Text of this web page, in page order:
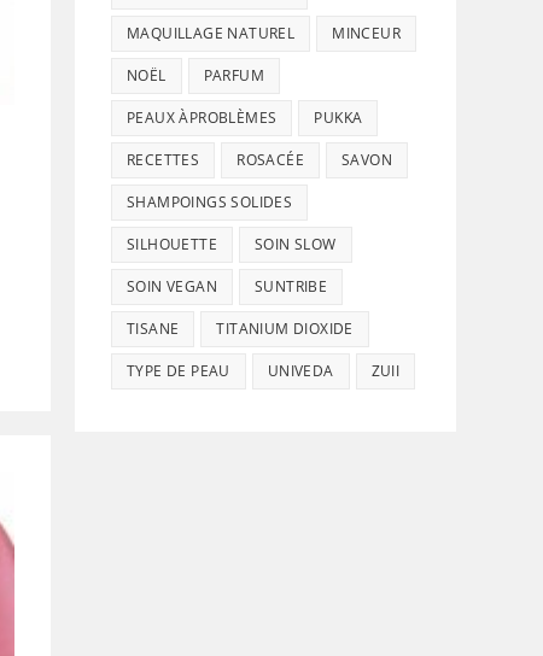
MAQUILLAGE NATUREL MINCEUR
NOËL PARFUM
PEAUX ÀPROBLÈMES PUKKA
RECETTES ROSACÉE SAVON
SHAMPOINGS SOLIDES
SILHOUETTE SOIN SLOW
SOIN VEGAN SUNTRIBE
TISANE TITANIUM DIOXIDE
TYPE DE PEAU UNIVEDA ZUII